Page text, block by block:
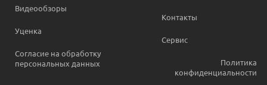
Видеообзоры
Уценка
Согласие на обработку
персональных данных
Контакты
Сервис
Политика
конфиденциальности